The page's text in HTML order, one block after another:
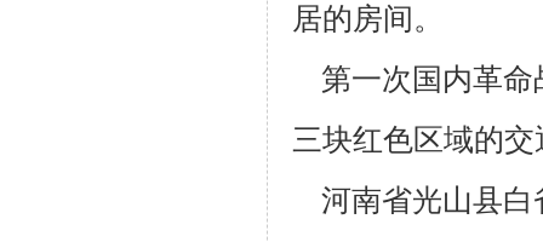
居的房间。
第一次国内革命
三块红色区域的
河南省光山县白